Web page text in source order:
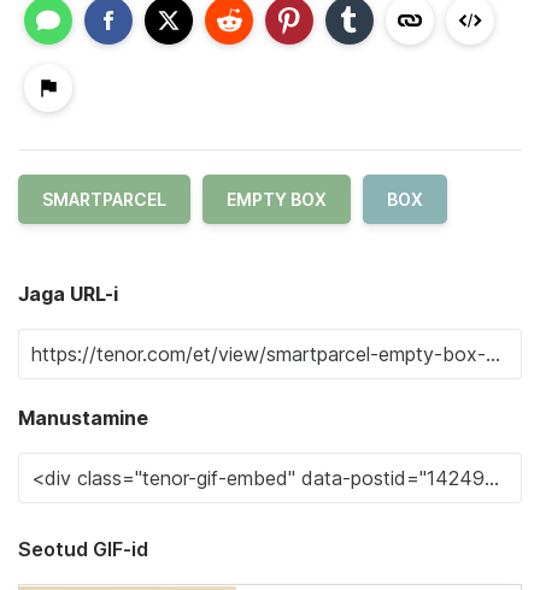
SMARTPARCEL EMPTY BOX BOX
Jaga URL-i
Manustamine
Seotud GIF-id